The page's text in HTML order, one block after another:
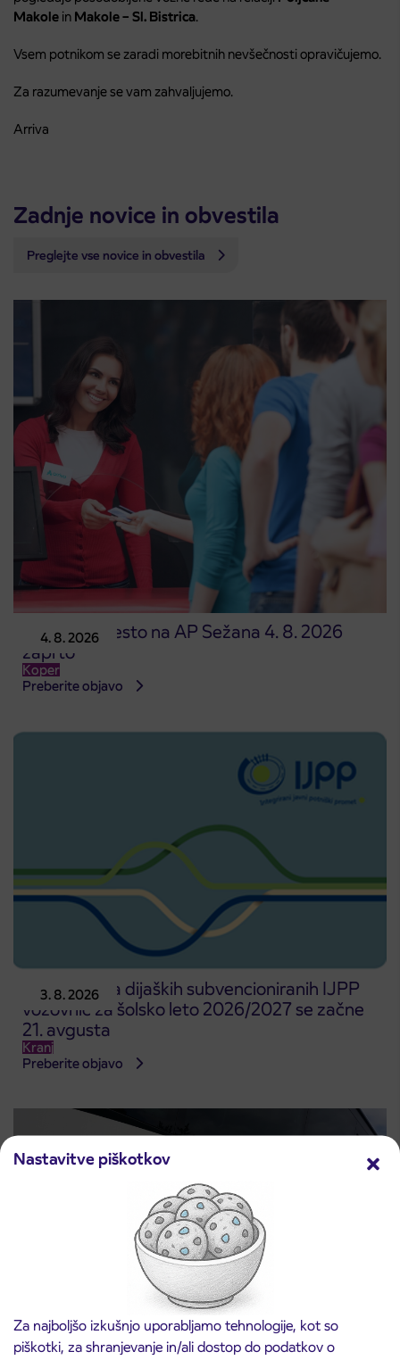
Nastavitve piškotkov
Za najboljšo izkušnjo uporabljamo tehnologije, kot so
piškotki, za shranjevanje in/ali dostop do podatkov o
Makole in Makole – Sl. Bistrica.
Vsem potnikom se zaradi morebitnih nevšečnosti opravičujemo.
Za razumevanje se vam zahvaljujemo.
Arriva
Zadnje novice in obvestila
Preglejte vse novice in obvestila
4. 8. 2026
Prodajno mesto na AP Sežana 4. 8. 2026
zaprto
Koper
Preberite objavo
3. 8. 2026
Predprodaja dijaških subvencioniranih IJPP
vozovnic za šolsko leto 2026/2027 se začne
21. avgusta
Kranj
Preberite objavo
3. 8. 2026
Obvestilo o popolni zapori ceste